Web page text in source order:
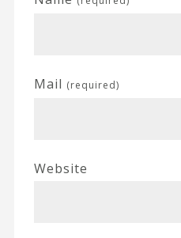
Mail (required)
Website